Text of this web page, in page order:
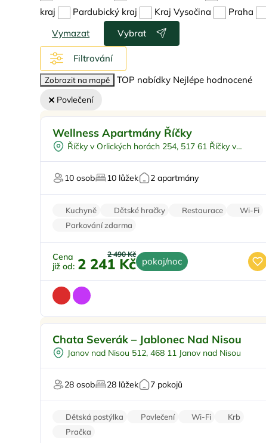
kraj
Pardubický kraj Kraj Vysočina Praha
Vymazat Vybrat
Filtrování
Zobrazit na mapě TOP nabídky Nejlépe hodnocené
Povlečení
Vnitřní bazén
Dětské hřiště
U sjezdovky
Doporučujeme
Sleva
Wellness Apartmány Říčky
Říčky v Orlických horách 254, 517 61 Říčky v
10 osob
10 lůžek 2 apartmány
Kuchyně Dětské hračky Restaurace
Wi-Fi
Parkování zdarma
Cena
již od:
2 490 Kč
2 241 Kč pokoj/noc
Polopenze
U lyžařského střediska
Pro majitele mazlíčků
Chata Severák – Jablonec Nad Nisou
Janov nad Nisou 512, 468 11 Janov nad Nisou
28 osob 28 lůžek 7 pokojů
Dětská postýlka Povlečení Wi-Fi
Krb
Pračka